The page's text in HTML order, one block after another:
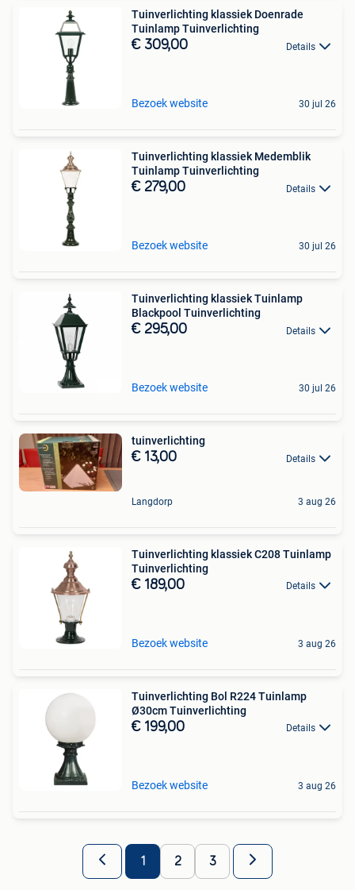
Tuinverlichting klassiek Doenrade
Tuinlamp Tuinverlichting
€ 309,00 Details
Bezoek website 30 jul 26
Tuinverlichting klassiek Medemblik
Tuinlamp Tuinverlichting
€ 279,00 Details
Bezoek website 30 jul 26
Tuinverlichting klassiek Tuinlamp
Blackpool Tuinverlichting
€ 295,00 Details
Bezoek website 30 jul 26
tuinverlichting
€ 13,00 Details
Langdorp 3 aug 26
Tuinverlichting klassiek C208 Tuinlamp
Tuinverlichting
€ 189,00 Details
Bezoek website 3 aug 26
Tuinverlichting Bol R224 Tuinlamp
Ø30cm Tuinverlichting
€ 199,00 Details
Bezoek website 3 aug 26
1 2 3